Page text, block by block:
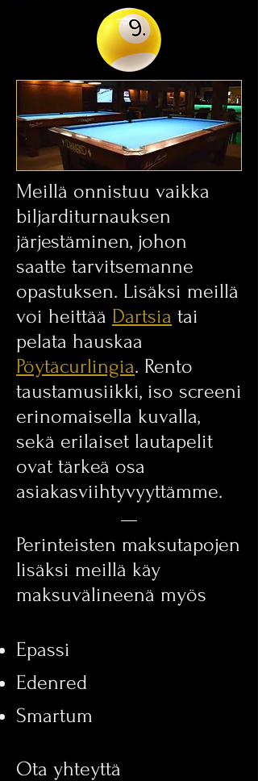
Meillä onnistuu vaikka
biljarditurnauksen
järjestäminen, johon
saatte tarvitsemanne
opastuksen. Lisäksi meillä
voi heittää Dartsia tai
pelata hauskaa
Pöytäcurlingia. Rento
taustamusiikki, iso screeni
erinomaisella kuvalla,
sekä erilaiset lautapelit
ovat tärkeä osa
asiakasviihtyvyyttämme.
Perinteisten maksutapojen
lisäksi meillä käy
maksuvälineenä myös
Epassi
Edenred
Smartum
Ota yhteyttä